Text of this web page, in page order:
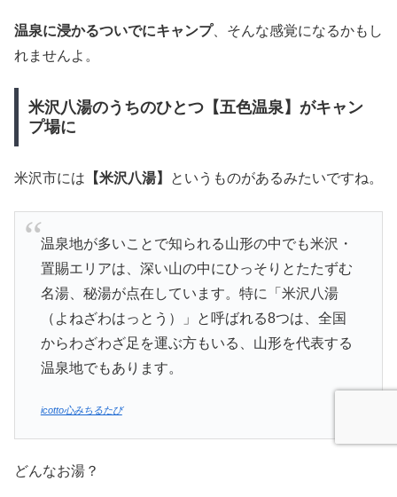
天然温泉とサウナが！